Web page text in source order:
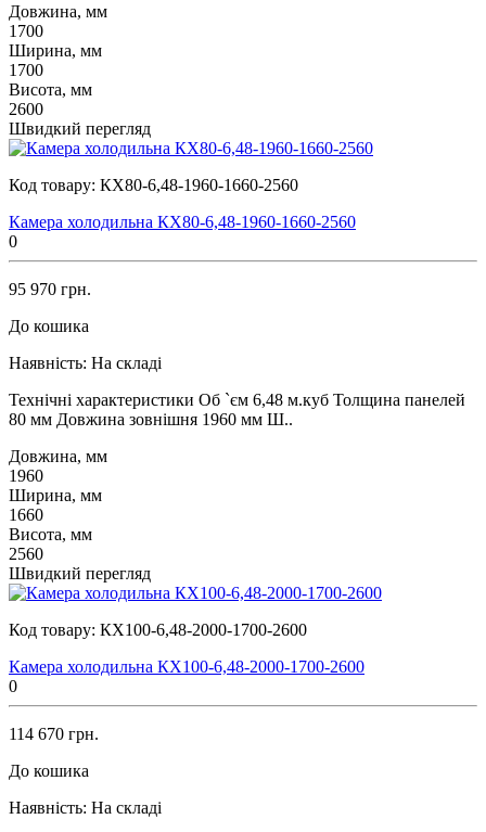
Довжина, мм
1700
Ширина, мм
1700
Висота, мм
2600
Швидкий перегляд
Код товару: КХ80-6,48-1960-1660-2560
Камера холодильна КХ80-6,48-1960-1660-2560
0
95 970 грн.
До кошика
Наявність: На складі
Технічні характеристики Об `єм 6,48 м.куб Толщина панелей
80 мм Довжина зовнішня 1960 мм Ш..
Довжина, мм
1960
Ширина, мм
1660
Висота, мм
2560
Швидкий перегляд
Код товару: КХ100-6,48-2000-1700-2600
Камера холодильна КХ100-6,48-2000-1700-2600
0
114 670 грн.
До кошика
Наявність: На складі